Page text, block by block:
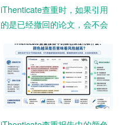
iThenticate查重时，如果引用
的是已经撤回的论文，会不会